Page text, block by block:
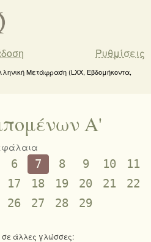
Ρυθμίσεις
Μετάφραση (LXX, Εβδομήκοντα,
Α'
6 7 8 9 10
11
17 18 19 20 21
22
26 27 28 29
σε άλλες γλώσσες: